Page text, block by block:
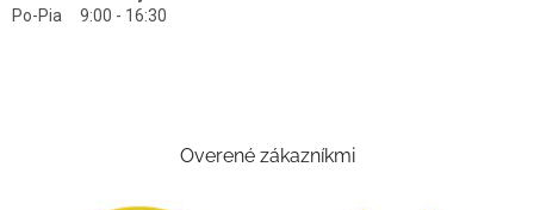
Po-Pia 9:00 - 16:30
Overené zákazníkmi